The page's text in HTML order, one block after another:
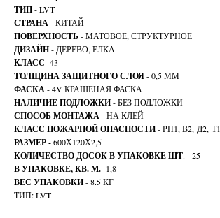
ТИП- LVT
СТРАНА- КИТАЙ
ПОВЕРХНОСТЬ- МАТОВОЕ, СТРУКТУРНОЕ
ДИЗАЙН- ДЕРЕВО, ЕЛКА
КЛАСС -43
ТОЛЩИНА ЗАЩИТНОГО СЛОЯ- 0,5 ММ
ФАСКА- 4V КРАШЕНАЯ ФАСКА
НАЛИЧИЕ ПОДЛОЖКИ- БЕЗ ПОДЛОЖКИ
СПОСОБ МОНТАЖА- НА КЛЕЙ
КЛАСС ПОЖАРНОЙ ОПАСНОСТИ- РП1, В2, Д2, Т1
РАЗМЕР -600Х120Х2,5
КОЛИЧЕСТВО ДОСОК В УПАКОВКЕ ШТ. - 25
В УПАКОВКЕ, КВ. М.-1,8
ВЕС УПАКОВКИ- 8.5 КГ
ТИП: LVT